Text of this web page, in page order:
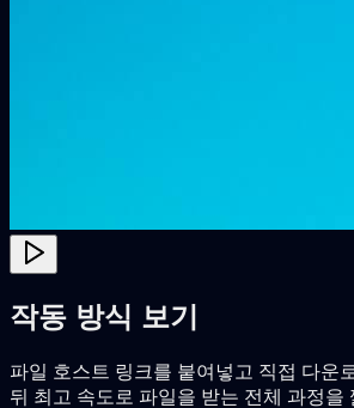
작동 방식 보기
파일 호스트 링크를 붙여넣고 직접 다운
뒤 최고 속도로 파일을 받는 전체 과정을